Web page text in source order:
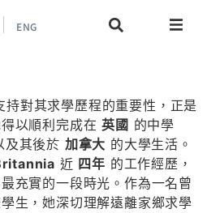
ENG
持對其求學歷程的重要性，正是
以順利完成在英國 的中學
及其後於 加拿大 的大學生活。
近 四年 的工作經歷，
充實的一段時光。作為一名曾
生，她深切理解遠離家鄉求學